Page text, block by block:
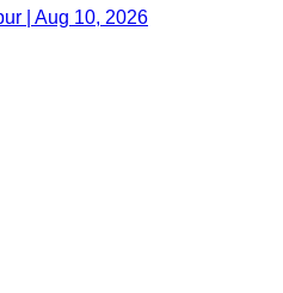
| Aug 10, 2026